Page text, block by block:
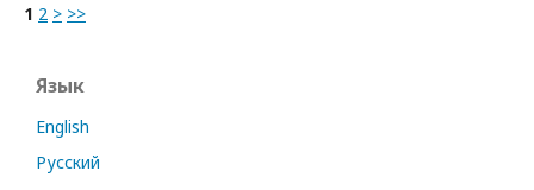
1 2 > >>
Язык
English
Русский